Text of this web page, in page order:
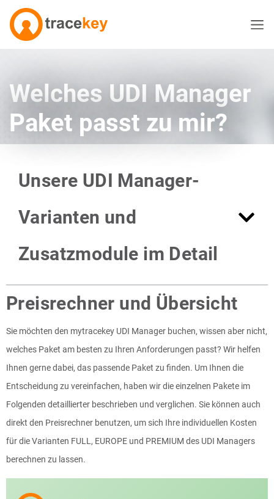
Welches UDI Manager
Paket passt zu mir?
Unsere UDI Manager-
Varianten und
Zusatzmodule im Detail
Preisrechner und Übersicht
Sie möchten den mytracekey UDI Manager buchen, wissen aber nicht,
welches Paket am besten zu Ihren Anforderungen passt? Wir helfen
Ihnen gerne dabei, das passende Paket zu finden. Um Ihnen die
Entscheidung zu vereinfachen, haben wir die einzelnen Pakete im
Folgenden detaillierter beschrieben und verglichen. Sie können auch
direkt den Preisrechner benutzen, um sich Ihre individuellen Kosten
für die Varianten FULL, EUROPE und PREMIUM des UDI Managers
berechnen zu lassen.